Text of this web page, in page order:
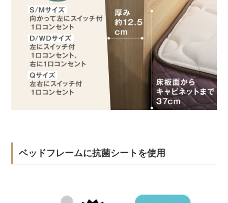
ベッドフレームに抗菌シートを使用